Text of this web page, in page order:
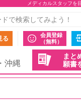
メディカルスタッフを
る
会員登録
（無料）
まと
願書
沖縄